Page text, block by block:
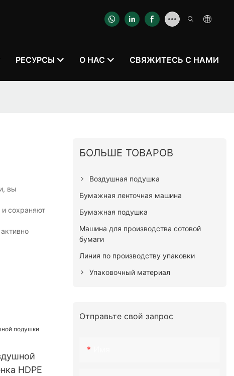
РЕСУРСЫ О НАС СВЯЖИТЕСЬ С НАМИ
вы
сохраняют
HDPE
БОЛЬШЕ ТОВАРОВ
Воздушная подушка
Бумажная ленточная машина
Бумажная подушка
Машина для производства сотовой
бумаги
Линия по производству упаковки
Упаковочный материал
Отправьте свой запрос